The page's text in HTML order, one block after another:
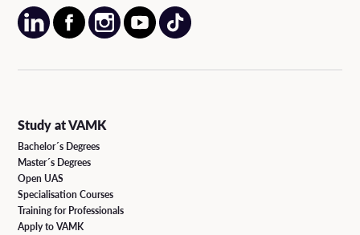
Study at VAMK
Bachelor´s Degrees
Master´s Degrees
Open UAS
Specialisation Courses
Training for Professionals
Apply to VAMK